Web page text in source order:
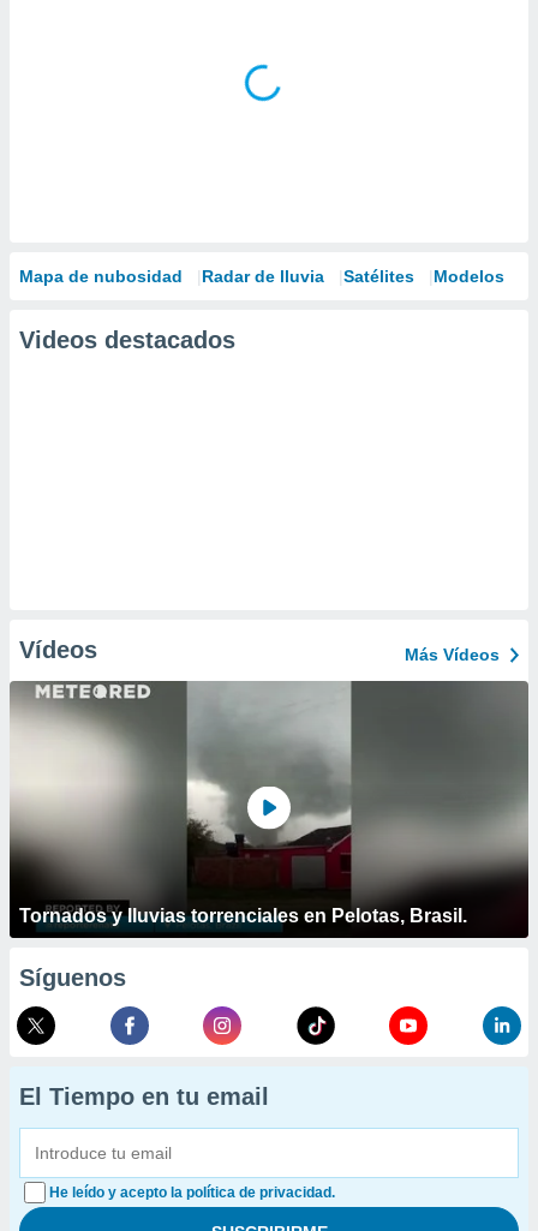
Mapa de nubosidad Radar de lluvia Satélites Modelos
Videos destacados
Vídeos Más Vídeos
Tornados y lluvias torrenciales en Pelotas, Brasil.
Síguenos
El Tiempo en tu email
He leído y acepto la política de privacidad.